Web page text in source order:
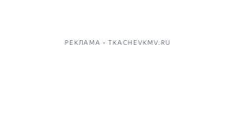
РЕКЛАМА • TKACHEVKMV.RU